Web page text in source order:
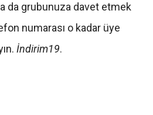
da grubunuza davet etmek
numarası o kadar üye
İndirim19.